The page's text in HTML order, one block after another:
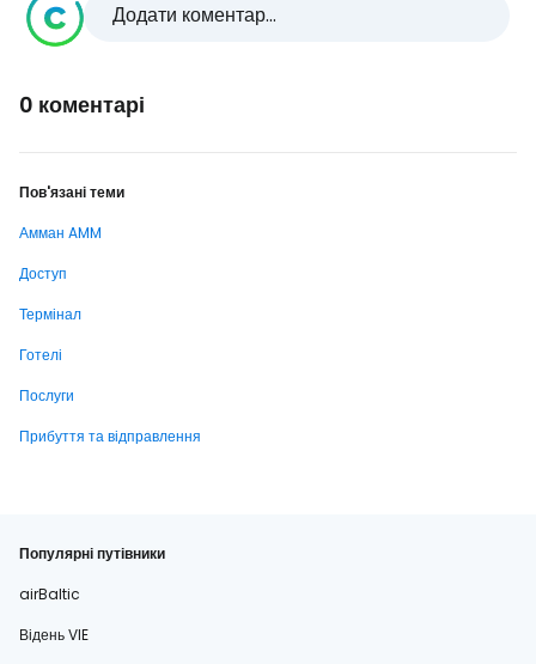
Додати коментар...
0 коментарі
Пов'язані теми
Амман AMM
Доступ
Термінал
Готелі
Послуги
Прибуття та відправлення
Популярні путівники
airBaltic
Відень VIE